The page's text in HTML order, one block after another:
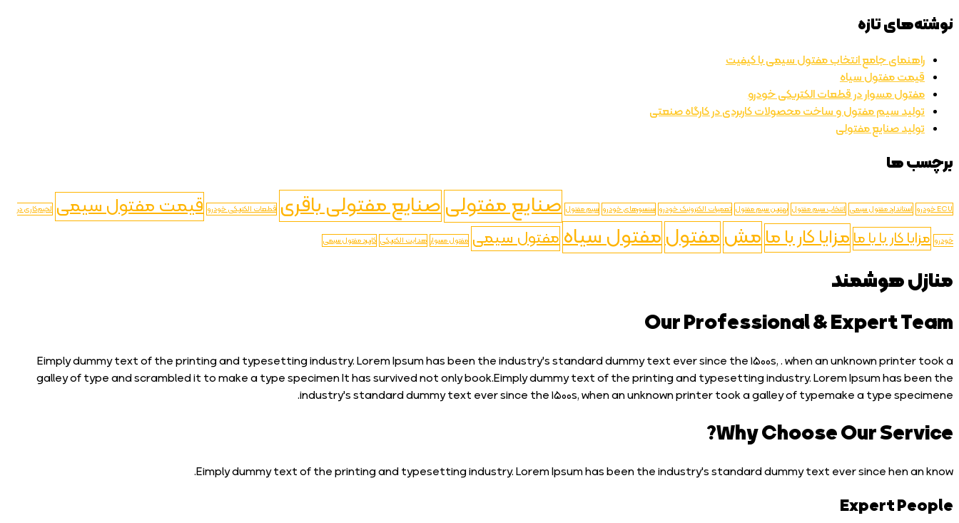
نوشته‌های تازه
راهنمای جامع انتخاب مفتول سیمی با کیفیت
قیمت مفتول سیاه
مفتول مسوار در قطعات الکتریکی خودرو
تولید سیم مفتول و ساخت محصولات کاربردی در کارگاه صنعتی
تولید صنایع مفتولی
برچسب ها
ECU خودرو استاندارد مفتول سیمی انتخاب سیم مفتول بهترین سیم مفتول تعمیرات الکترونیک خودرو سنسورهای خودرو سیم مفتول صنایع مفتولیصنایع مفتولی باقری قطعات الکتریکی خودرو قیمت مفتول سیمی لحیم‌کاری در
خودرو مزایا کار با با مامزایا کار با مامشمفتولمفتول سیاهمفتول سیمی مفتول مسوار هدایت الکتریکی کاریرد مفتول سیمی
منازل هوشمند
Our Professional & Expert Team
Eimply dummy text of the printing and typesetting industry. Lorem Ipsum has been the industry's standard dummy text ever since the 1500s, . when an unknown printer took a
galley of type and scrambled it to make a type specimen It has survived not only book.Eimply dummy text of the printing and typesetting industry. Lorem Ipsum has been the
industry's standard dummy text ever since the 1500s, when an unknown printer took a galley of typemake a type specimene.
Why Choose Our Service?
Eimply dummy text of the printing and typesetting industry. Lorem Ipsum has been the industry's standard dummy text ever since hen an know.
Expert People